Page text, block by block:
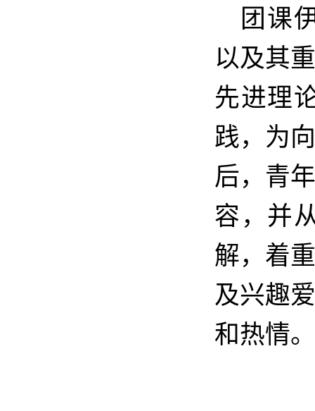
团课
以及其
先进理
践，为
后，青
容，并
解，着
及兴趣
和热情。